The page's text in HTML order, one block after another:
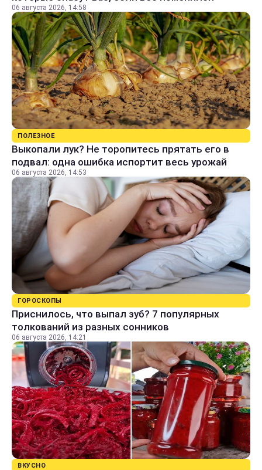
06 августа 2026, 14:58
ПОЛЕЗНОЕ
Выкопали лук? Не торопитесь прятать его в
подвал: одна ошибка испортит весь урожай
06 августа 2026, 14:53
ГОРОСКОПЫ
Приснилось, что выпал зуб? 7 популярных
толкований из разных сонников
06 августа 2026, 14:21
ВКУСНО